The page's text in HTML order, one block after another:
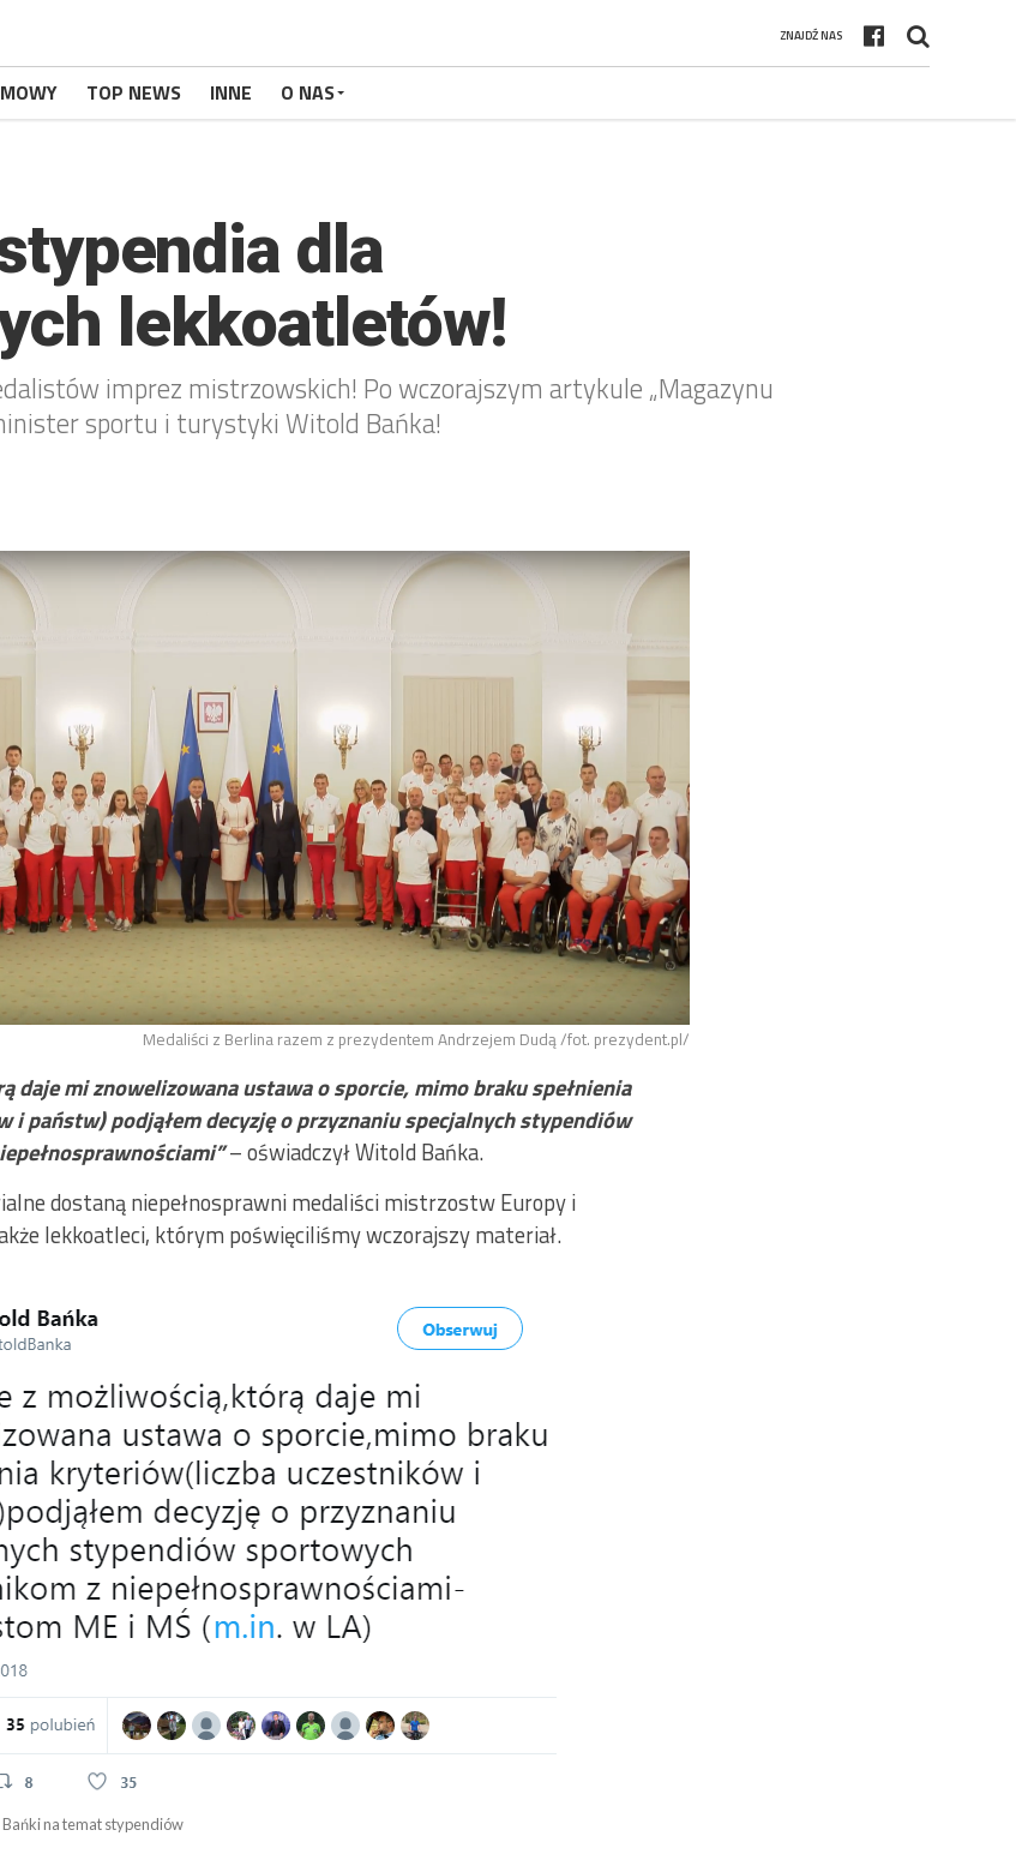
ZNAJDŹ NAS
TOP NEWS INNE O NAS
dla
lekkoatletów!
imprez mistrzowskich! Po wczorajszym artykule „Magazynu
sportu i turystyki Witold Bańka!
Medaliści z Berlina razem z prezydentem Andrzejem Dudą /fot. prezydent.pl/
daje mi znowelizowana ustawa o sporcie, mimo braku spełnienia
państw) podjąłem decyzję o przyznaniu specjalnych stypendiów
– oświadczył Witold Bańka.
dostaną niepełnosprawni medaliści mistrzostw Europy i
lekkoatleci, którym poświęciliśmy wczorajszy materiał.
na temat stypendiów